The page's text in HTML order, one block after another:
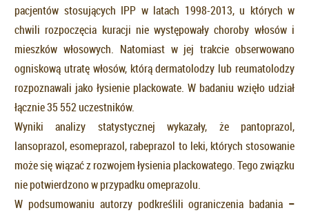
pacjentów stosujących IPP w latach 1998-2013, u których w
chwili rozpoczęcia kuracji nie występowały choroby włosów i
mieszków włosowych. Natomiast w jej trakcie obserwowano
ogniskową utratę włosów, którą dermatolodzy lub reumatolodzy
rozpoznawali jako łysienie plackowate. W badaniu wzięło udział
łącznie 35 552 uczestników.
Wyniki analizy statystycznej wykazały, że pantoprazol,
lansoprazol, esomeprazol, rabeprazol to leki, których stosowanie
może się wiązać z rozwojem łysienia plackowatego. Tego związku
nie potwierdzono w przypadku omeprazolu.
W podsumowaniu autorzy podkreślili ograniczenia badania –